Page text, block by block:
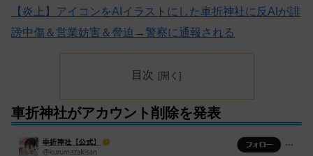
【炎上】アイコンをAIイラストにした車折神社に反AIが誹
謗中傷＆営業妨害＆脅迫→警察に通報される
目次
車折神社がアカウント削除を発表